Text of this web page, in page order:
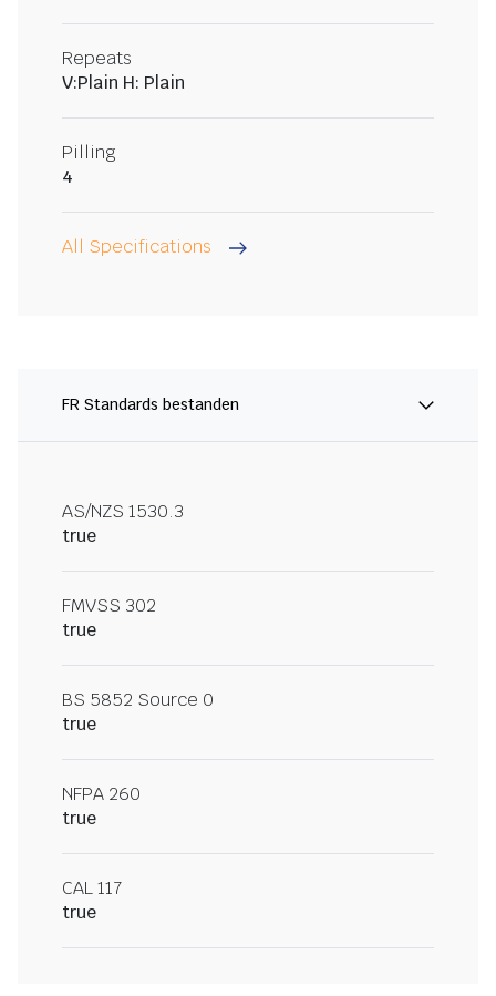
Repeats
V:Plain H: Plain
Pilling
4
All Specifications
FR Standards bestanden
AS/NZS 1530.3
true
FMVSS 302
true
BS 5852 Source 0
true
NFPA 260
true
CAL 117
true